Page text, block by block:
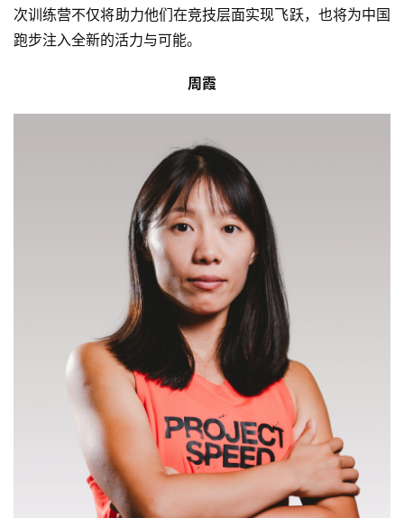
次训练营不仅将助力他们在竞技层面实现飞跃，也将为中国
跑步注入全新的活力与可能。
周霞